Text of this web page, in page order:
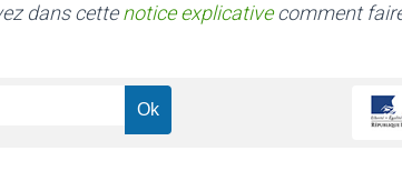
dans cettenotice explicativecomment